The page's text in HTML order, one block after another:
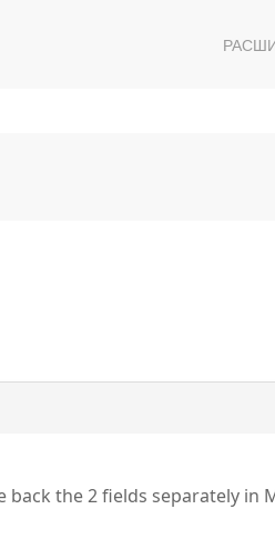
back the 2 fields separately in